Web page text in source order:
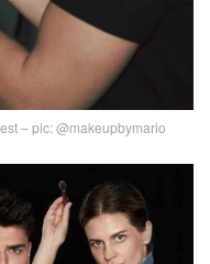
– pic: @makeupbymario